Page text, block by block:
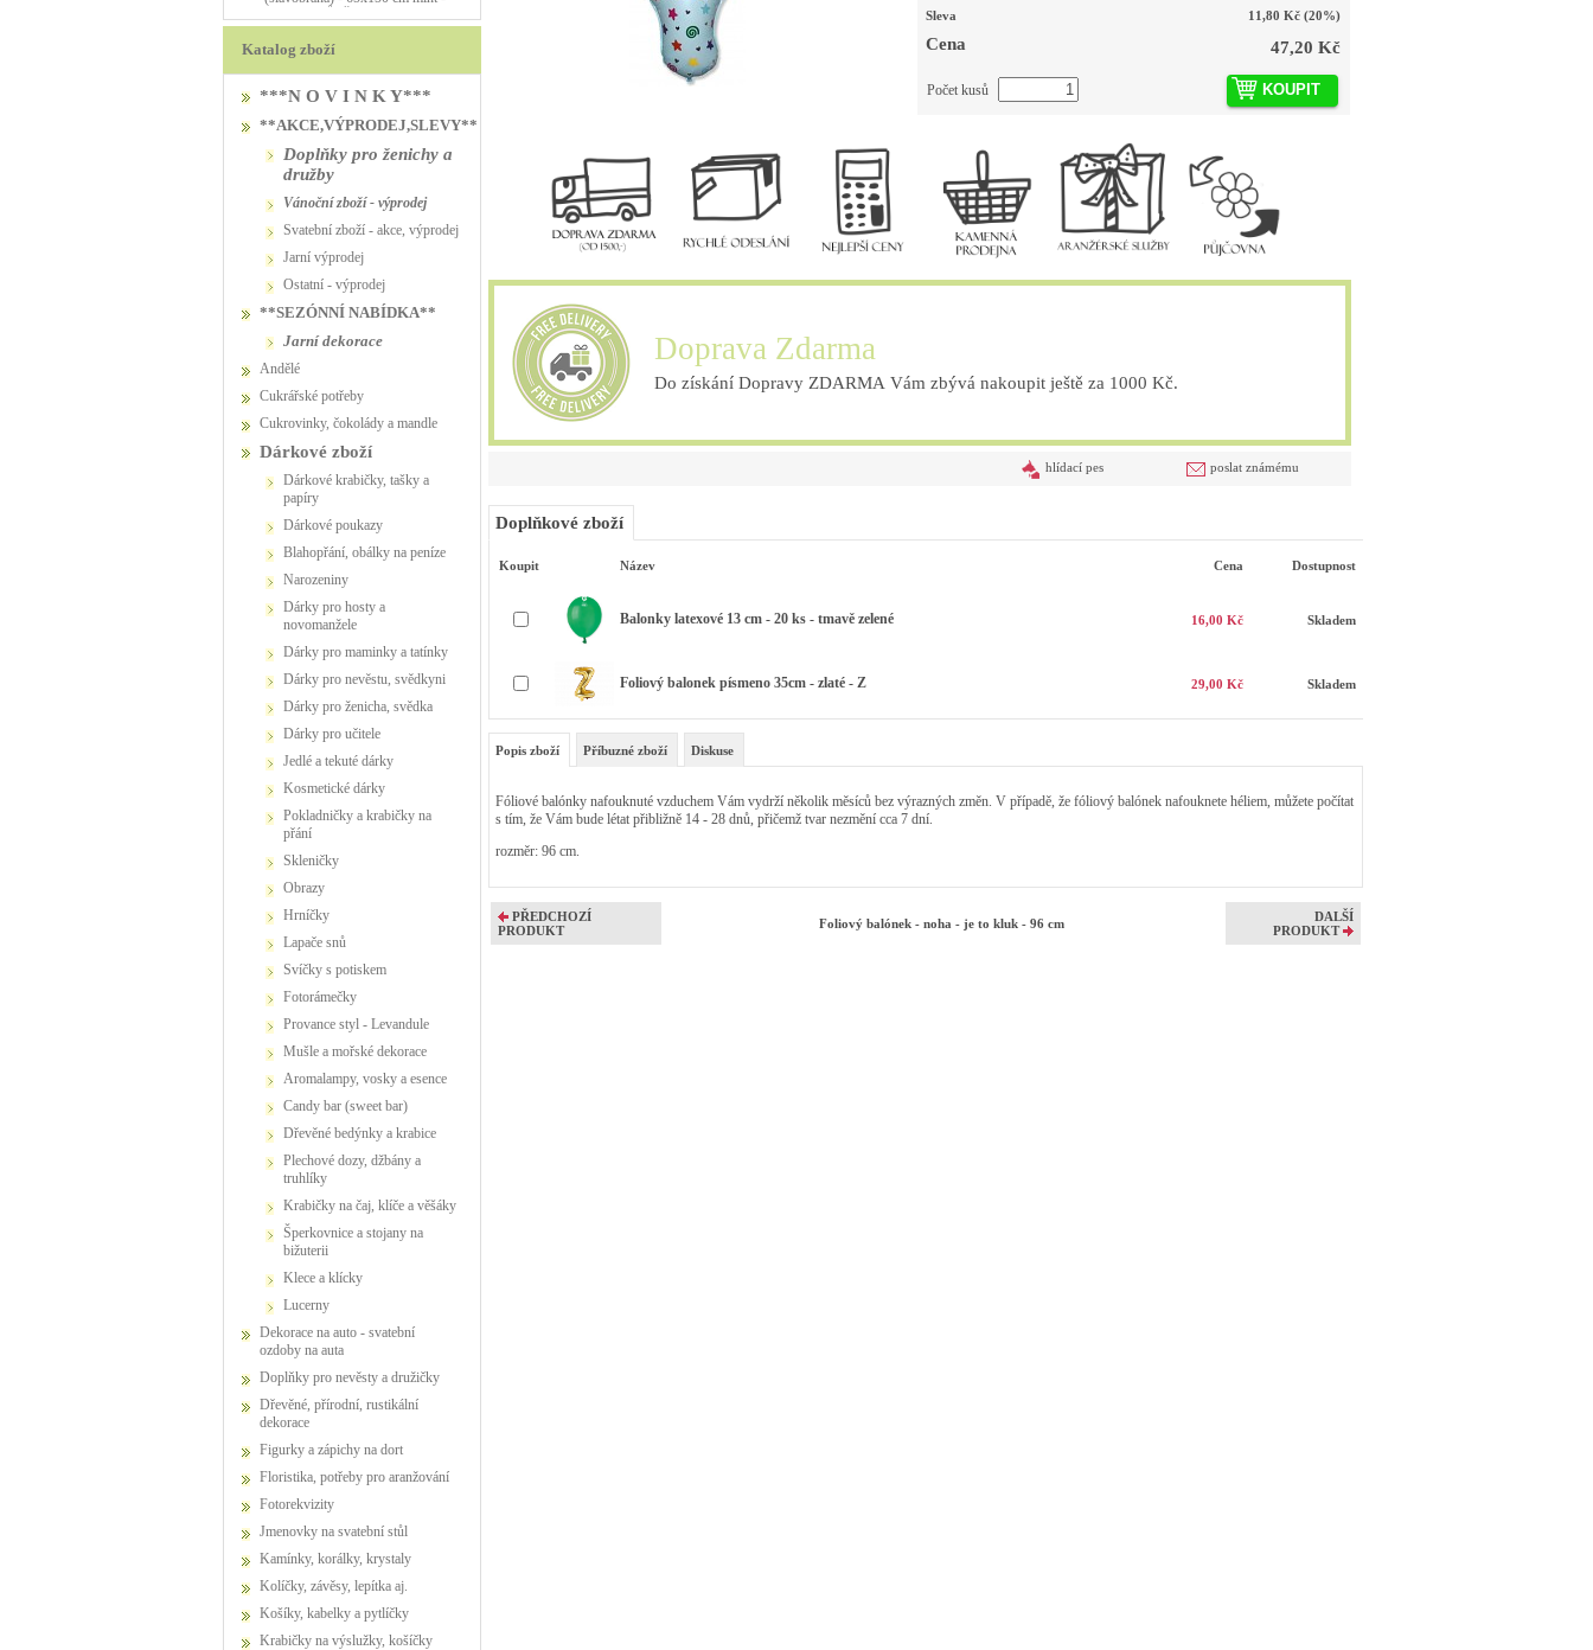
PŮJČOVNA
PŮJČOVNA
Katalog zboží
***N O V I N K Y***
**AKCE,VÝPRODEJ,SLEVY**
Doplňky pro ženichy a
družby
vánoční zboží - výprodej
svatební zboží - akce, výprodej
jarní výprodej
ostatní - výprodej
**SEZÓNNÍ NABÍDKA**
jarní dekorace
Andělé
Cukrářské potřeby
Cukrovinky, čokolády a mandle
Dárkové zboží
Dárkové krabičky, tašky a
papíry
Dárkové poukazy
Blahopřání, obálky na peníze
Narozeniny
Dárky pro hosty a
novomanžele
Dárky pro maminky a tatínky
Dárky pro nevěstu, svědkyni
Dárky pro ženicha, svědka
Dárky pro učitele
Jedlé a tekuté dárky
Kosmetické dárky
Pokladničky a krabičky na
přání
Skleničky
Obrazy
Hrníčky
Lapače snů
Svíčky s potiskem
Fotorámečky
Provance styl - Levandule
Mušle a mořské dekorace
Aromalampy, vosky a esence
Candy bar (sweet bar)
Dřevěné bedýnky a krabice
Plechové dozy, džbány a
truhlíky
Krabičky na čaj, klíče a věšáky
Šperkovnice a stojany na
bižuterii
Klece a klícky
Lucerny
Dekorace na auto - svatební
ozdoby na auta
Doplňky pro nevěsty a družičky
Dřevěné, přírodní, rustikální
dekorace
Figurky a zápichy na dort
Floristika, potřeby pro aranžování
Fotorekvizity
Jmenovky na svatební stůl
Kamínky, korálky, krystaly
Kolíčky, závěsy, lepítka aj.
Košíky, kabelky a pytlíčky
Krabičky na výslužky, košíčky
Sleva 11,80 Kč (20%)
Cena 47,20 Kč
KOUPIT
Počet kusů
Doprava Zdarma
Do získání Dopravy ZDARMA Vám zbývá nakoupit ještě za 1000 Kč.
poslat známému
hlídací pes
Doplňkové zboží
Koupit Název Cena Dostupnost
Balonky latexové 13 cm - 20 ks - tmavě zelené 16,00 Kč Skladem
Foliový balonek písmeno 35cm - zlaté - Z 29,00 Kč Skladem
Popis zboží Příbuzné zboží Diskuse
Fóliové balónky nafouknuté vzduchem Vám vydrží několik měsíců bez výrazných změn. V případě, že fóliový balónek nafouknete héliem, můžete počítat
s tím, že Vám bude létat přibližně 14 - 28 dnů, přičemž tvar nezmění cca 7 dní.
rozměr: 96 cm.
PŘEDCHOZÍ
PRODUKT
Foliový balónek - noha - je to kluk - 96 cm
DALŠÍ
PRODUKT